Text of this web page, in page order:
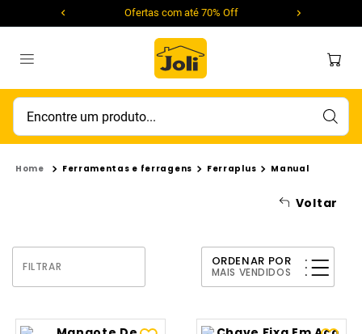
Ofertas com até 70% Off
Encontre um produto...
Voltar
Ferramentas e ferragens Ferraplus Manual
FILTRAR ORDENAR POR
MAIS VENDIDOS